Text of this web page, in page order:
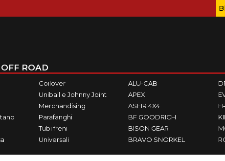
ROAD
Coilover
Uniball e Johnny Joint
Merchandising
Parafanghi
Tubi freni
Universali
ALU-CAB
APEX
ASFIR 4X4
BF GOODRICH
BISON GEAR
BRAVO SNORKEL